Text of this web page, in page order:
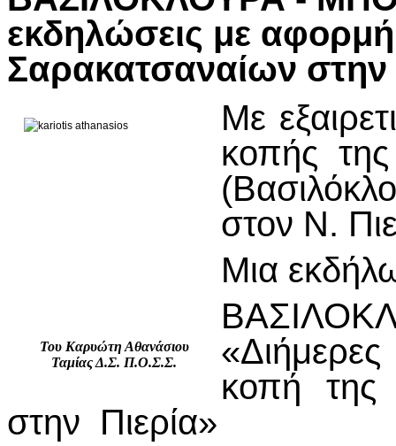
εκδηλώσεις με
Σαρακατσαναίων στην
Του Καρυώτη Αθανάσιου
Ταμίας Δ.Σ. Π.Ο.Σ.Σ.
Με
κοπής
στον Ν.
Μια
κοπή της
στην Πιερία»